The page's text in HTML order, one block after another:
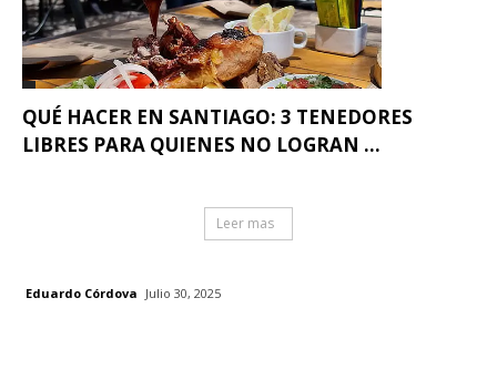
QUÉ HACER EN SANTIAGO: 3 TENEDORES
LIBRES PARA QUIENES NO LOGRAN ...
Leer mas
Eduardo Córdova Julio 30, 2025